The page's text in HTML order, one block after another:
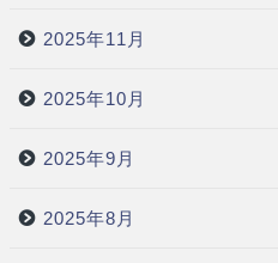
2025年11月
2025年10月
2025年9月
2025年8月